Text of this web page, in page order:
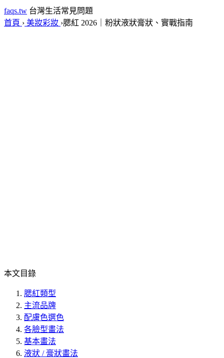
faqs.tw 台灣生活常見問題
首頁 › 美妝彩妝 ›腮紅 2026｜粉狀液狀膏狀、實戰指南
本文目錄
腮紅類型
主流品牌
配膚色選色
各臉型畫法
基本畫法
液狀 / 膏狀畫法